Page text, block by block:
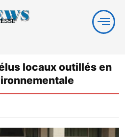
locaux outillés en